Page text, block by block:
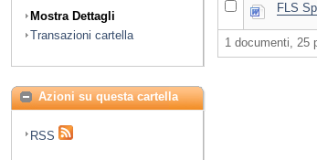
Mostra Dettagli
Transazioni cartella
Azioni su questa cartella
RSS
FLS
1 documenti, 25